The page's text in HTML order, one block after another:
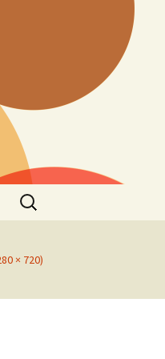
Rechercher :
× 720)